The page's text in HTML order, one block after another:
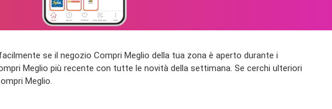
se il negozio Compri Meglio della tua zona è aperto durante i
Meglio più recente con tutte le novità della settimana. Se cerchi ulteriori
Meglio.